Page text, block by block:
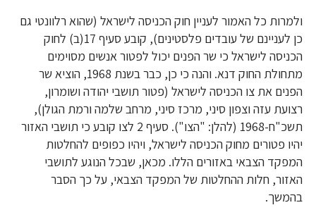
ולמרות כל האמור לעניין חוק הכניסה לישראל (שהוא רלוונטי גם
כן לעניינם של עובדים פלסטינים), קובע סעיף 17(ב) לחוק
הכניסה לישראל כי שר הפנים יכול לפטור אנשים מסוימים
מתחולת החוק דנא. והנה כי כן, כבר בשנת 1968, הוציא שר
הפנים את צו הכניסה לישראל (פטור תושבי יהודה ושומרון,
רצועת עזה וצפון סיני, מרכז סיני, מרחב שלמה ורמת הגולן),
תשכ"ח-1968 (להלן: "הצו"). סעיף 2 לצו קובע כי תושבי האזור
יהיו פטורים מחוק הכניסה לישראל, ויהיו כפופים להחלטות
המפקד הצבאי באזורים הללו. מכאן, שבכל הנוגע לתושבי
האזור, חלות ההחלטות של המפקד הצבאי, על כך הסבר
בהמשך.